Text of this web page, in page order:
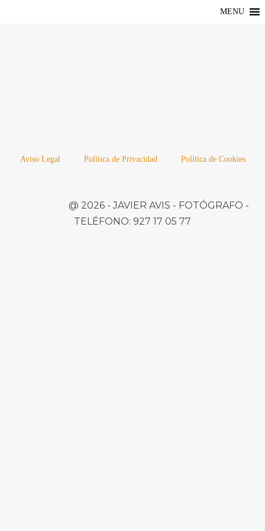
MENU
Aviso Legal Política de Privacidad Política de Cookies
@ 2026 -JAVIER AVIS - FOTÓGRAFO -
TELÉFONO: 927 17 05 77